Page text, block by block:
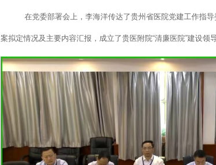
在党委部署会上，李海洋传达了贵州省医院党建工作指导
案拟定情况及主要内容汇报，成立了贵医附院“清廉医院”建设